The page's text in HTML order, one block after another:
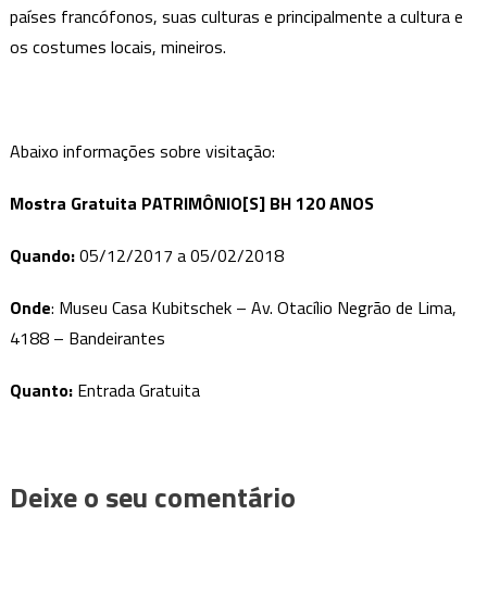
países francófonos, suas culturas e principalmente a cultura e
os costumes locais, mineiros.
Abaixo informações sobre visitação:
Mostra Gratuita PATRIMÔNIO[S] BH 120 ANOS
Quando:05/12/2017 a 05/02/2018
Onde: Museu Casa Kubitschek – Av. Otacílio Negrão de Lima,
4188 – Bandeirantes
Quanto: Entrada Gratuita
Deixe o seu comentário